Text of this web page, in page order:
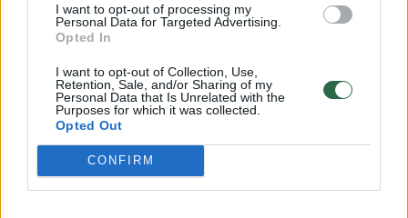
I want to opt-out of processing my
Personal Data for Targeted Advertising.
Opted In
I want to opt-out of Collection, Use,
Retention, Sale, and/or Sharing of my
Personal Data that Is Unrelated with the
Purposes for which it was collected.
Opted Out
CONFIRM
Geriausiai besiginančio lygos žaidėjo
rinkimuose savo balsus atidavė lygos
treneriai, ekspertai bei žiniasklaidos atstovai.
M. Normantas šiame Ispanijos krepšinio lygos
sezone vidutiniškai per dvikovą įmeta po 7,9